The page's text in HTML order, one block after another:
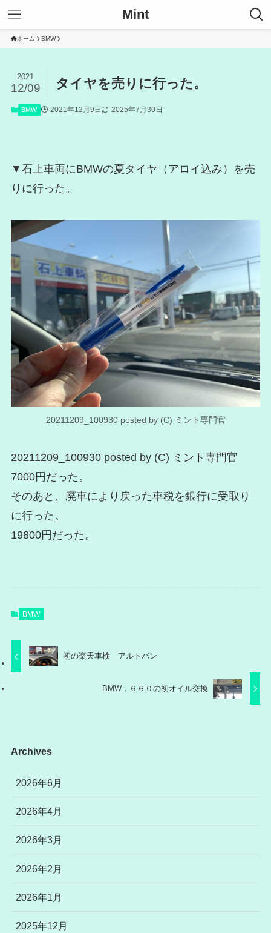
Mint
ホーム BMW
タイヤを売りに行った。
2021
12/09
BMW 2021年12月9日 2025年7月30日
▼石上車両にBMWの夏タイヤ（アロイ込み）を売
りに行った。
20211209_100930 posted by (C) ミント専門官
20211209_100930 posted by (C) ミント専門官
7000円だった。
そのあと、廃車により戻った車税を銀行に受取り
に行った。
19800円だった。
BMW
初の楽天車検 アルトバン
BMW．６６０の初オイル交換
Archives
2026年6月
2026年4月
2026年3月
2026年2月
2026年1月
2025年12月